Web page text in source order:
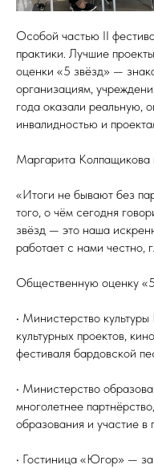
Особой частью II
практики. Лучшие
оценки «5 звёзд» —
организациям,
года оказали реальную,
инвалидностью и
Маргарита Колпащикова
«Итоги не бывают без
того, о чём сегодня
звёзд — это наша
работает с нами честно,
Общественную оценку
• Министерство
культурных проектов,
фестиваля бардовской
• Министерство
многолетнее
образования и участие
• Гостиница «Югор» — за